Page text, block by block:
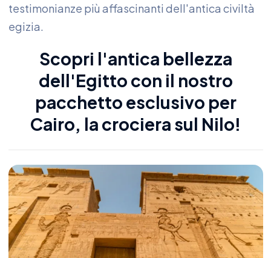
testimonianze più affascinanti dell'antica civiltà
egizia.
Scopri l'antica bellezza
dell'Egitto con il nostro
pacchetto esclusivo per
Cairo, la crociera sul Nilo!